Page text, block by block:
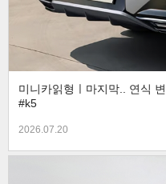
미니카읽형ㅣ마지막.. 연식
#k5
2026.07.20